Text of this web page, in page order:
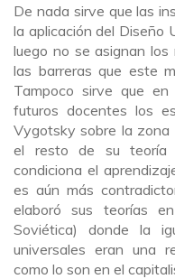
De nada sirve que las
la aplicación del Diseño
luego no se asignan los
las barreras que este
Tampoco sirve que
futuros docentes los
Vygotsky sobre la zona
el resto de su teoría
condiciona el
es aún más
elaboró sus teorías
Soviética) donde la
universales eran una
como lo son en el